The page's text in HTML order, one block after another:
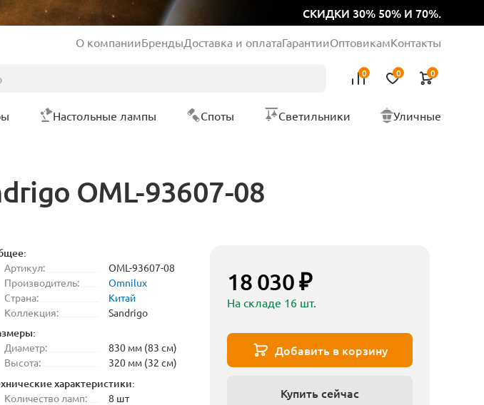
СКИДКИ 30% 50% И 70%.
О компанииБрендыДоставка и оплатаГарантииОптовикамКонтакты
0 0 0
Настольные лампы Споты Светильники Уличные
OML-93607-08
Артикул:
OML-93607-08
Производитель:
Omnilux
Страна:
Китай
Коллекция:
Sandrigo
Диаметр:
830 мм (83 см)
Высота:
320 мм (32 см)
характеристики:
Количество ламп:
8 шт
18 030 ₽
На складе 16 шт.
Добавить в корзину
Купить сейчас